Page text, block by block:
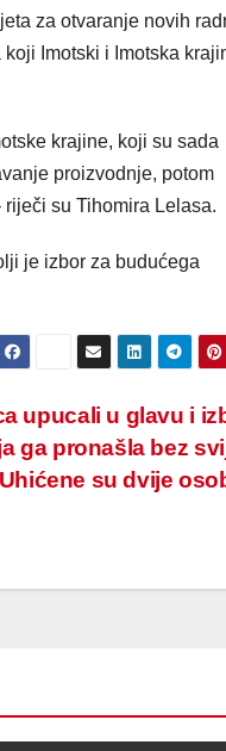
za otvaranje novih
Imotski i Imotska
krajine, koji su sada
proizvodnje, potom
su Tihomira Lelasa.
je izbor za budućega
upucali u glavu i
ga pronašla bez
Uhićene su dvije